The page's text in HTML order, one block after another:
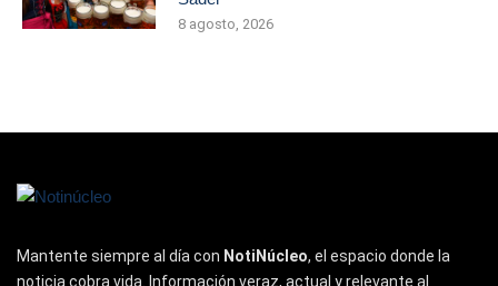
8 agosto, 2026
Mantente siempre al día con NotiNúcleo, el espacio donde la
noticia cobra vida. Información veraz, actual y relevante al